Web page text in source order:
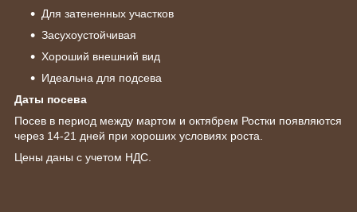
Для затененных участков
Засухоустойчивая
Хороший внешний вид
Идеальна для подсева
Даты посева
Посев в период между мартом и октябрем Ростки появляются
через 14-21 дней при хороших условиях роста.
Цены даны с учетом НДС.